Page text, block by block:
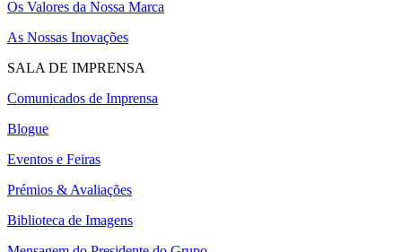
Os Valores da Nossa Marca
As Nossas Inovações
SALA DE IMPRENSA
Comunicados de Imprensa
Blogue
Eventos e Feiras
Prémios & Avaliações
Biblioteca de Imagens